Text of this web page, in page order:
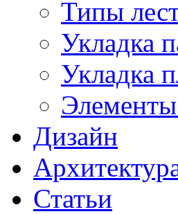
Типы
Укладка
Укладка
Дизайн
Статьи